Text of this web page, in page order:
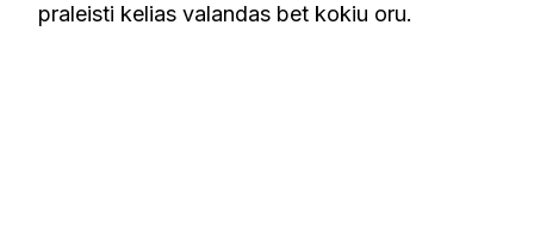
praleisti kelias valandas bet kokiu oru.